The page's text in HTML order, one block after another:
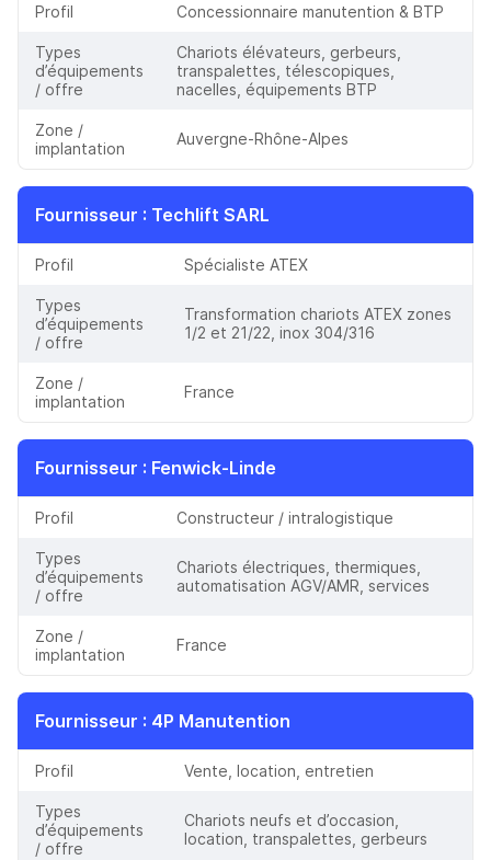
Profil Concessionnaire manutention & BTP
Types
d’équipements
/ offre
Chariots élévateurs, gerbeurs,
transpalettes, télescopiques,
nacelles, équipements BTP
Zone /
implantation
Auvergne-Rhône-Alpes
Fournisseur : Techlift SARL
Profil Spécialiste ATEX
Types
d’équipements
/ offre
Transformation chariots ATEX zones
1/2 et 21/22, inox 304/316
Zone /
implantation
France
Fournisseur : Fenwick-Linde
Profil Constructeur / intralogistique
Types
d’équipements
/ offre
Chariots électriques, thermiques,
automatisation AGV/AMR, services
Zone /
implantation
France
Fournisseur : 4P Manutention
Profil Vente, location, entretien
Types
d’équipements
/ offre
Chariots neufs et d’occasion,
location, transpalettes, gerbeurs